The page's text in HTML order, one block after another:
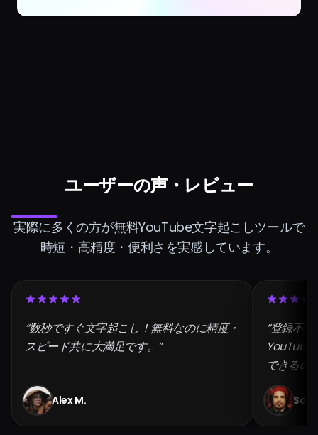
ユーザーの声・レビュー
実際に多くの方が無料YouTube文字起こしツールで
時短・高精度・便利さを実感しています。
“数秒ですぐ文字起こし！無料なのに精度・
スピード共に大満足です。”
Alex M.
“登録不
YouTube
できるの